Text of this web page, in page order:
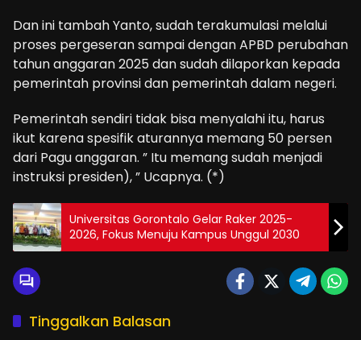
Dan ini tambah Yanto, sudah terakumulasi melalui
proses pergeseran sampai dengan APBD perubahan
tahun anggaran 2025 dan sudah dilaporkan kepada
pemerintah provinsi dan pemerintah dalam negeri.
Pemerintah sendiri tidak bisa menyalahi itu, harus
ikut karena spesifik aturannya memang 50 persen
dari Pagu anggaran. ” Itu memang sudah menjadi
instruksi presiden), ” Ucapnya. (*)
Universitas Gorontalo Gelar Raker 2025-
2026, Fokus Menuju Kampus Unggul 2030
Tinggalkan Balasan